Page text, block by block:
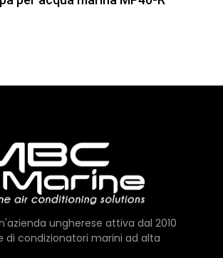
ungherese attiva dal 2010
di condizionatori marini ad alta